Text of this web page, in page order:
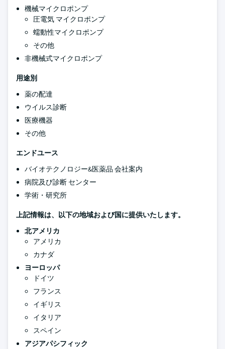
機械マイクロポンプ
圧電気 マイクロポンプ
蠕動性マイクロポンプ
その他
非機械式マイクロポンプ
用途別
薬の配達
ウイルス診断
医療機器
その他
エンドユース
バイオテクノロジー&医薬品 会社案内
病院及び診断 センター
学術・研究所
上記情報は、以下の地域および国に提供いたします。
北アメリカ
アメリカ
カナダ
ヨーロッパ
ドイツ
フランス
イギリス
イタリア
スペイン
アジアパシフィック